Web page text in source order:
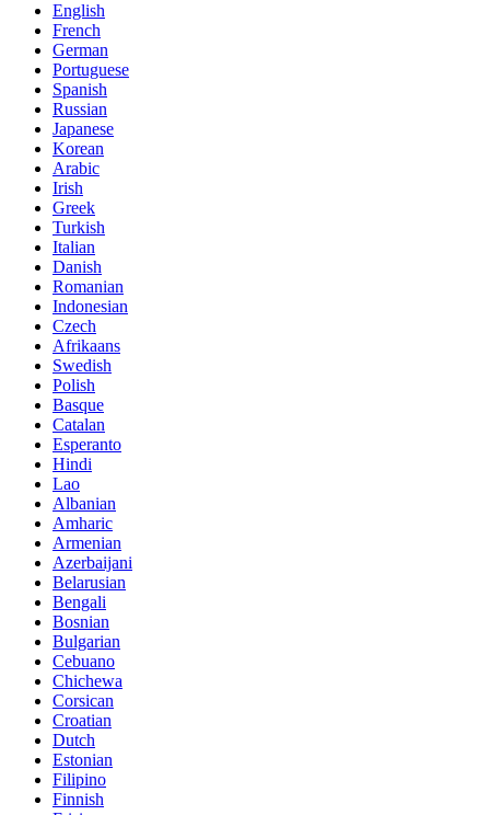
English
French
German
Portuguese
Spanish
Russian
Japanese
Korean
Arabic
Irish
Greek
Turkish
Italian
Danish
Romanian
Indonesian
Czech
Afrikaans
Swedish
Polish
Basque
Catalan
Esperanto
Hindi
Lao
Albanian
Amharic
Armenian
Azerbaijani
Belarusian
Bengali
Bosnian
Bulgarian
Cebuano
Chichewa
Corsican
Croatian
Dutch
Estonian
Filipino
Finnish